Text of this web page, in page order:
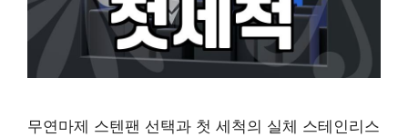
무연마제 스텐팬 선택과 첫 세척의 실체 스테인리스